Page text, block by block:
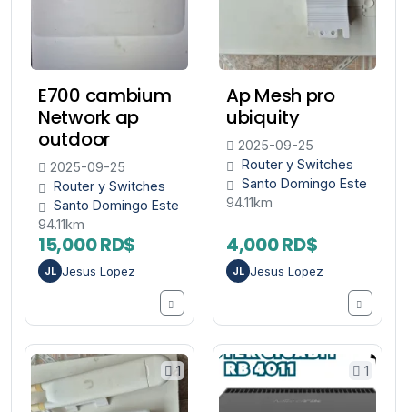
E700 cambium
Network ap
outdoor
2025-09-25
Router y Switches
Santo Domingo Este
94.11km
15,000 RD$
JL Jesus Lopez
Ap Mesh pro
ubiquity
2025-09-25
Router y Switches
Santo Domingo Este
94.11km
4,000 RD$
JL Jesus Lopez
1 1